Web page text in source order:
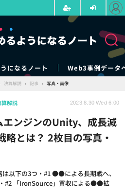
になるノート Web3事例データ
› 決算解説 › 記事 › 写真・画像
エンジンのUnity、成長減
とは？ 2枚目の写真・
以下の3つ・#1 ●●による長期戦へ、
#2 「IronSource」買収による●●拡
算解説 2023.8.30 Wed 6:00